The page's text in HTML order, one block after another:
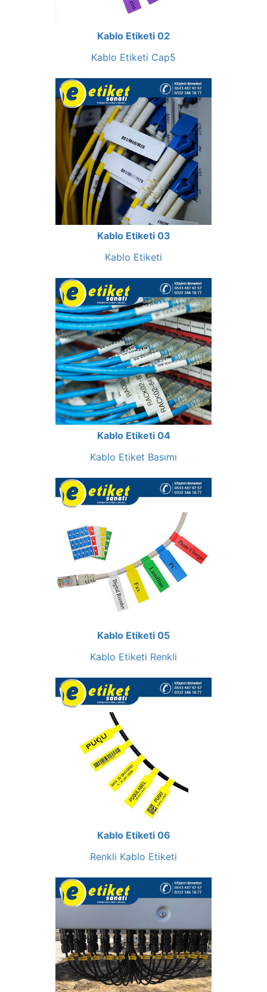
Kablo Etiketi 02
Kablo Etiketi Cap5
Kablo Etiketi 03
Kablo Etiketi
Kablo Etiketi 04
Kablo Etiket Basımı
Kablo Etiketi 05
Kablo Etiketi Renkli
Kablo Etiketi 06
Renkli Kablo Etiketi